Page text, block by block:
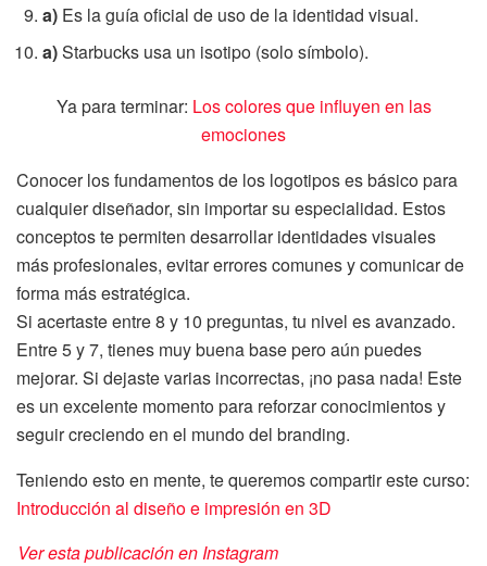
a) Es la guía oficial de uso de la identidad visual.
a)Starbucks usa un isotipo (solo símbolo).
Ya para terminar: Los colores que influyen en las
emociones
Conocer los fundamentos de los logotipos es básico para
cualquier diseñador, sin importar su especialidad. Estos
conceptos te permiten desarrollar identidades visuales
más profesionales, evitar errores comunes y comunicar de
forma más estratégica.
Si acertaste entre 8 y 10 preguntas, tu nivel es avanzado.
Entre 5 y 7, tienes muy buena base pero aún puedes
mejorar. Si dejaste varias incorrectas, ¡no pasa nada! Este
es un excelente momento para reforzar conocimientos y
seguir creciendo en el mundo del branding.
Teniendo esto en mente, te queremos compartir este curso:
Introducción al diseño e impresión en 3D
Ver esta publicación en Instagram